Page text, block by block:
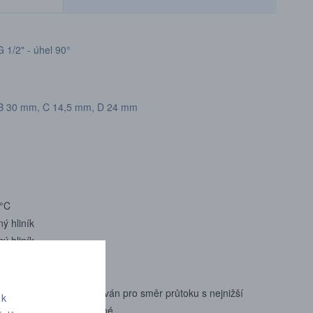
- úhel 90°
mm, C 14,5 mm, D 24 mm
hliník
hliník
Kv/Cv je specifikován pro směr průtoku s nejnižší
kódování je volitelné.